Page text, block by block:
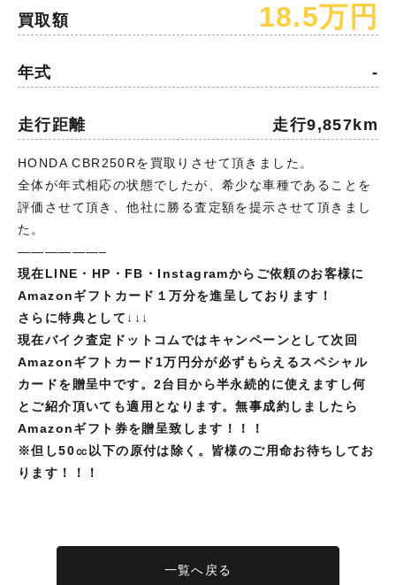
買取額 18.5万円
年式 -
走行距離 走行9,857km
HONDA CBR250Rを買取りさせて頂きました。
全体が年式相応の状態でしたが、希少な車種であることを
評価させて頂き、他社に勝る査定額を提示させて頂きまし
た。
——————–
現在LINE・HP・FB・Instagramからご依頼のお客様に
Amazonギフトカード１万分を進呈しております！
さらに特典として↓↓↓
現在バイク査定ドットコムではキャンペーンとして次回
Amazonギフトカード1万円分が必ずもらえるスペシャル
カードを贈呈中です。2台目から半永続的に使えますし何
とご紹介頂いても適用となります。無事成約しましたら
Amazonギフト券を贈呈致します！！！
※但し50㏄以下の原付は除く。皆様のご用命お待ちしてお
ります！！！
一覧へ戻る